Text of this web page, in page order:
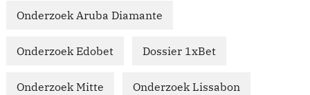
Onderzoek Aruba Diamante
Onderzoek Edobet Dossier 1xBet
Onderzoek Mitte Onderzoek Lissabon